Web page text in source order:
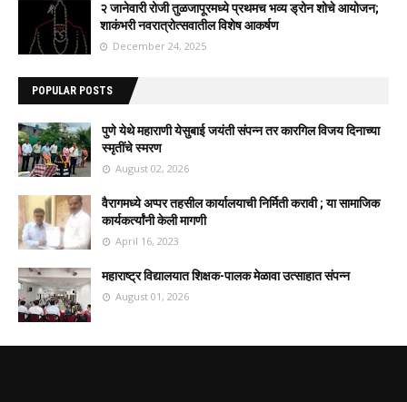
२ जानेवारी रोजी तुळजापूरमध्ये प्रथमच भव्य ड्रोन शोचे आयोजन;
शाकंभरी नवरात्रोत्सवातील विशेष आकर्षण
December 24, 2025
POPULAR POSTS
पुणे येथे महाराणी येसुबाई जयंती संपन्न तर कारगिल विजय दिनाच्या
स्मृतींचे स्मरण
August 02, 2026
वैरागमध्ये अप्पर तहसील कार्यालयाची निर्मिती करावी ; या सामाजिक
कार्यकर्त्यांनी केली मागणी
April 16, 2023
महाराष्ट्र विद्यालयात शिक्षक-पालक मेळावा उत्साहात संपन्न
August 01, 2026